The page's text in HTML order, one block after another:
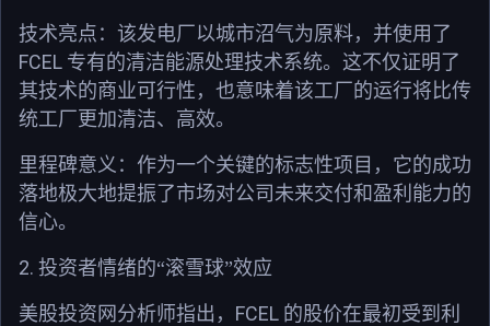
技术亮点：该发电厂以城市沼气为原料，并使用了
FCEL 专有的清洁能源处理技术系统。这不仅证明了
其技术的商业可行性，也意味着该工厂的运行将比传
统工厂更加清洁、高效。
里程碑意义：作为一个关键的标志性项目，它的成功
落地极大地提振了市场对公司未来交付和盈利能力的
信心。
2. 投资者情绪的“滚雪球”效应
美股投资网分析师指出， FCEL 的股价在最初受到利